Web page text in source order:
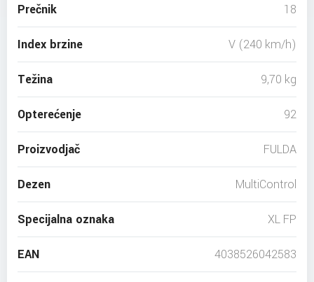
Prečnik 18
Index brzine V (240 km/h)
Težina 9,70 kg
Opterećenje 92
Proizvodjač FULDA
Dezen MultiControl
Specijalna oznaka XL FP
EAN 4038526042583